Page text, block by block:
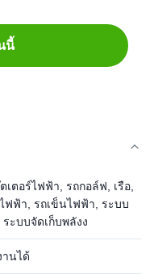
นี้
เตอร์ไฟฟ้า, รถกอล์ฟ, เรือ,
ฟฟ้า, รถเข็นไฟฟ้า, ระบบ
ะบบจัดเก็บพลังง
านได้